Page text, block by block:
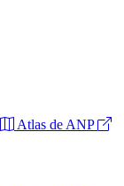
Atlas de ANP